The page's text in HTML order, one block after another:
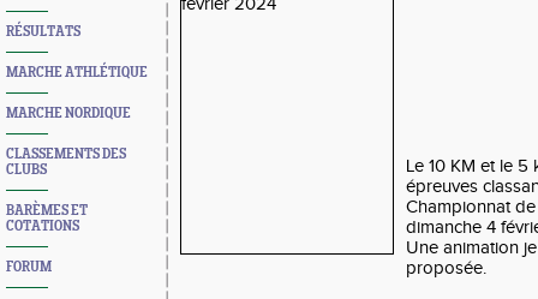
RÉSULTATS
MARCHE ATHLÉTIQUE
MARCHE NORDIQUE
CLASSEMENTS DES
CLUBS
BARÈMES ET
COTATIONS
FORUM
Le 10 KM et le
épreuves
Championnat
dimanche 4
Une animation
proposée.